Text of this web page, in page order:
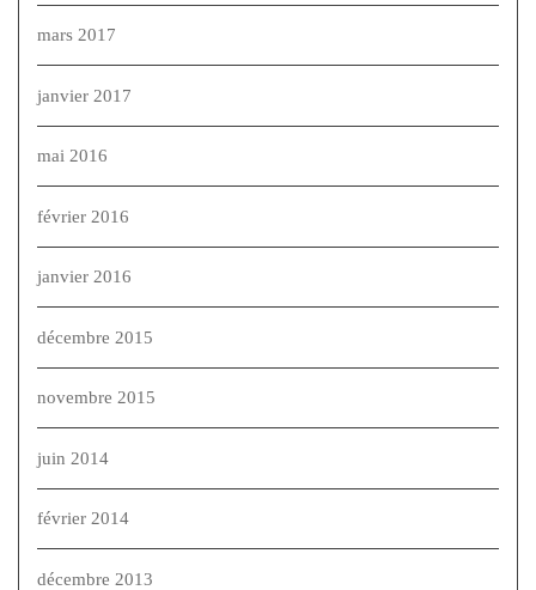
mars 2017
janvier 2017
mai 2016
février 2016
janvier 2016
décembre 2015
novembre 2015
juin 2014
février 2014
décembre 2013